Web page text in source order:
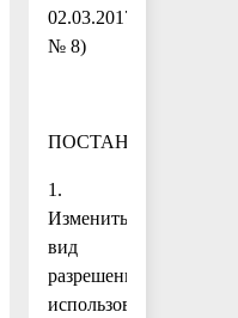
02.03.2017
№ 8)
ПОСТАНОВЛЯЮ:
1.
Изменить
вид
разрешенного
использования